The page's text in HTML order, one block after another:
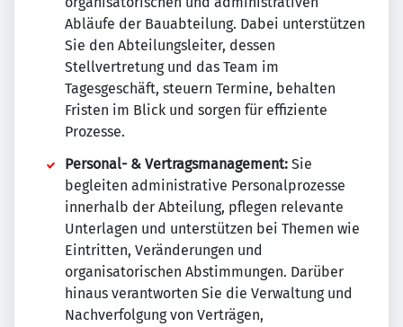
Abläufe der Bauabteilung. Dabei unterstützen
Sie den Abteilungsleiter, dessen
Stellvertretung und das Team im
Tagesgeschäft, steuern Termine, behalten
Fristen im Blick und sorgen für effiziente
Prozesse.
Personal- & Vertragsmanagement: Sie
begleiten administrative Personalprozesse
innerhalb der Abteilung, pflegen relevante
Unterlagen und unterstützen bei Themen wie
Eintritten, Veränderungen und
organisatorischen Abstimmungen. Darüber
hinaus verantworten Sie die Verwaltung und
Nachverfolgung von Verträgen,